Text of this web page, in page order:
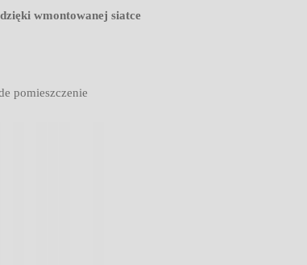
wmontowanej siatce
pomieszczenie